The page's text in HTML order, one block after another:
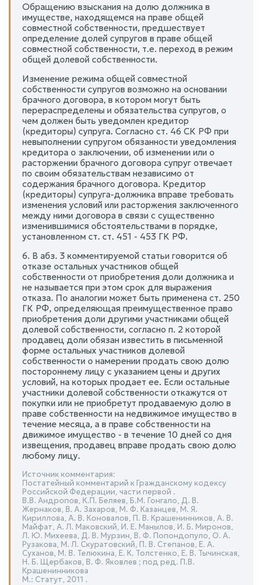
Обращению взыскания на долю должника в
имуществе, находящемся на праве общей
совместной собственности, предшествует
определение долей супругов в праве общей
совместной собственности, т.е. переход в режим
общей долевой собственности.
Изменение режима общей совместной
собственности супругов возможно на основании
брачного договора, в котором могут быть
перераспределены и обязательства супругов, о
чем должен быть уведомлен кредитор
(кредиторы) супруга. Согласно ст. 46 СК РФ при
невыполнении супругом обязанности уведомления
кредитора о заключении, об изменении или о
расторжении брачного договора супруг отвечает
по своим обязательствам независимо от
содержания брачного договора. Кредитор
(кредиторы) супруга-должника вправе требовать
изменения условий или расторжения заключенного
между ними договора в связи с существенно
изменившимися обстоятельствами в порядке,
установленном ст. ст. 451 - 453 ГК РФ.
6. В абз. 3 комментируемой статьи говорится об
отказе остальных участников общей
собственности от приобретения доли должника и
не называется при этом срок для выражения
отказа. По аналогии может быть применена ст. 250
ГК РФ, определяющая преимущественное право
приобретения доли другими участниками общей
долевой собственности, согласно п. 2 которой
продавец доли обязан известить в письменной
форме остальных участников долевой
собственности о намерении продать свою долю
постороннему лицу с указанием цены и других
условий, на которых продает ее. Если остальные
участники долевой собственности откажутся от
покупки или не приобретут продаваемую долю в
праве собственности на недвижимое имущество в
течение месяца, а в праве собственности на
движимое имущество - в течение 10 дней со дня
извещения, продавец вправе продать свою долю
любому лицу.
Источник комментария:
Постатейный комментарий к Гражданскому кодексу
Российской Федерации, части первой .
В.В. Андропов, К.П. Беляев, Б.М. Гонгало, Д. В.
Жернаков, В. А. Захаров, М. Ф. Казанцев, М. Я.
Кириллова, А. В. Коновалов, П. В. Крашенинников, А. В.
Майфат, А. Л. Маковский, И. Е. Манылов, И. Б. Миронов,
Л. Ю. Михеева, Д. В. Мурзин, В. Ф. Попондопуло, О. А.
Рузакова, М. Л. Скуратовский, П. В. Степанов, Е. А.
Суханов, М. В. Телюкина, Е. К. Толстенко, Е. В. Тычинская,
Н. Б. Щербаков, В. Ф. Яковлев ; под ред. П.В.
Крашенинникова
М.: Статут, 2011 .